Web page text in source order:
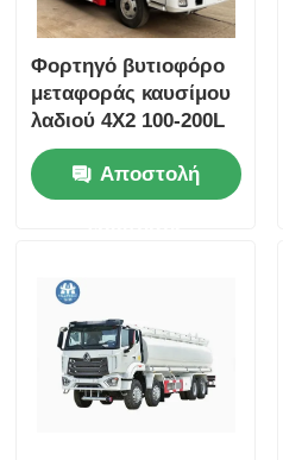
Φορτηγό βυτιοφόρο
μεταφοράς καυσίμου
λαδιού 4X2 100-200L
Μέγιστη ροπή 500Nm
4-6L 5-10TΑποστολή